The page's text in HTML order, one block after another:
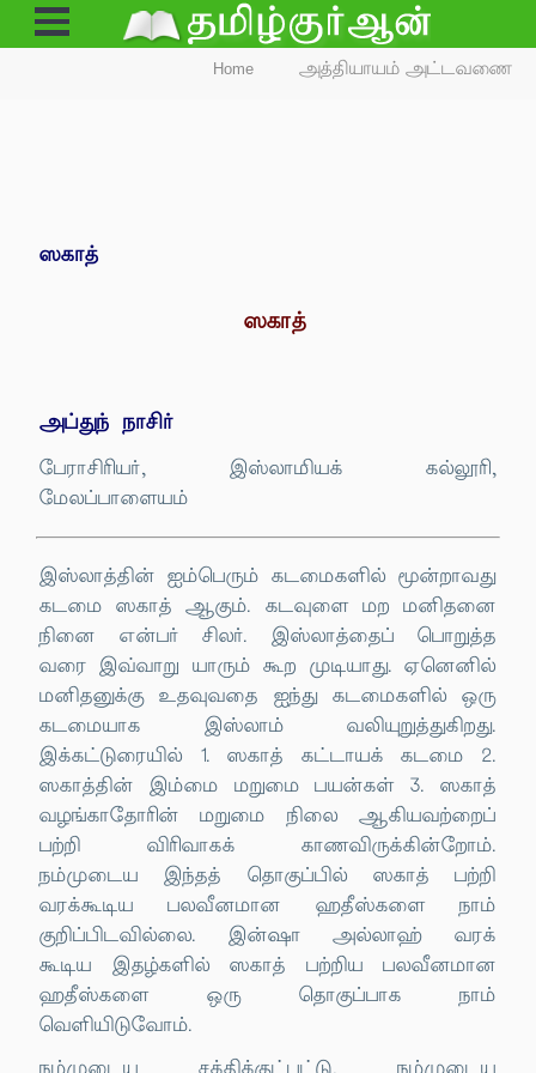
Open
Menu
Home அத்தியாயம் அட்டவணை
ஸகாத்
ஸகாத்
அப்துந் நாசிர்
பேராசிரியர், இஸ்லாமியக் கல்லூரி,
மேலப்பாளையம்
இஸ்லாத்தின் ஐம்பெரும் கடமைகளில் மூன்றாவது
கடமை ஸகாத் ஆகும். கடவுளை மற மனிதனை
நினை என்பர் சிலர். இஸ்லாத்தைப் பொறுத்த
வரை இவ்வாறு யாரும் கூற முடியாது. ஏனெனில்
மனிதனுக்கு உதவுவதை ஐந்து கடமைகளில் ஒரு
கடமையாக இஸ்லாம் வலியுறுத்துகிறது.
இக்கட்டுரையில் 1. ஸகாத் கட்டாயக் கடமை 2.
ஸகாத்தின் இம்மை மறுமை பயன்கள் 3. ஸகாத்
வழங்காதோரின் மறுமை நிலை ஆகியவற்றைப்
பற்றி விரிவாகக் காணவிருக்கின்றோம்.
நம்முடைய இந்தத் தொகுப்பில் ஸகாத் பற்றி
வரக்கூடிய பலவீனமான ஹதீஸ்களை நாம்
குறிப்பிடவில்லை. இன்ஷா அல்லாஹ் வரக்
கூடிய இதழ்களில் ஸகாத் பற்றிய பலவீனமான
ஹதீஸ்களை ஒரு தொகுப்பாக நாம்
வெளியிடுவோம்.